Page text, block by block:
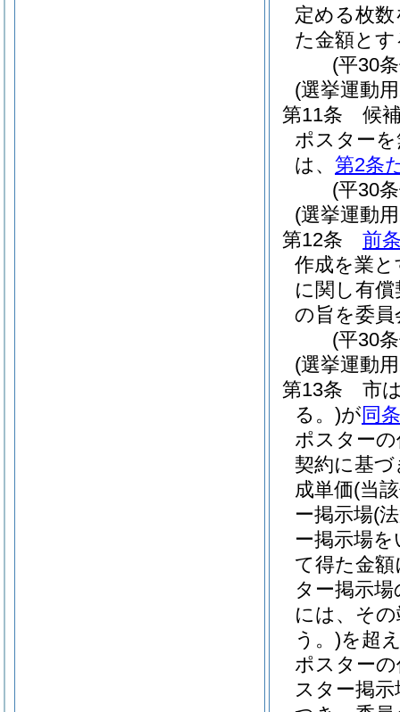
定める枚
た金額と
(平30
(選挙運動
第11条
候
ポスター
は、 第2条
(平30
(選挙運動
第12条
前
作成を業
に関し有
の旨を委
(平30
(選挙運動
第13条
市
る。)が同条
ポスター
契約に基
成単価(当
ー掲示場(
ー掲示場
て得た金
ター掲示
には、そ
う。)を超
ポスター
スター掲